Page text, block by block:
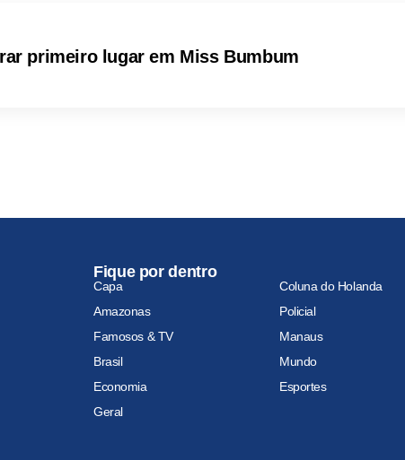
primeiro lugar em Miss Bumbum
Fique por dentro
Capa
Coluna do Holanda
Amazonas
Policial
Famosos & TV
Manaus
Brasil
Mundo
Economia
Esportes
Geral